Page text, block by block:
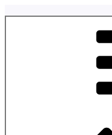
till
Fyrtassens Hundverksamhet